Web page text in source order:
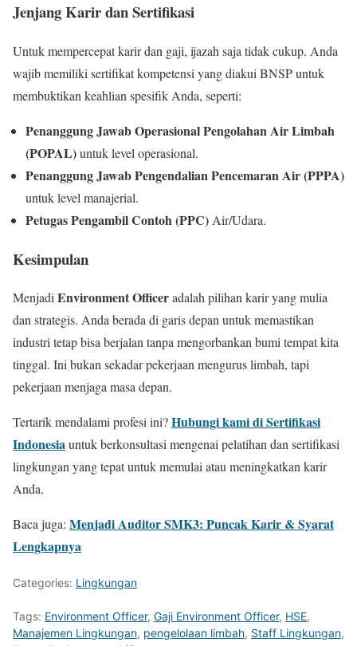
Jenjang Karir dan Sertifikasi
Untuk mempercepat karir dan gaji, ijazah saja tidak cukup. Anda
wajib memiliki sertifikat kompetensi yang diakui BNSP untuk
membuktikan keahlian spesifik Anda, seperti:
Penanggung Jawab Operasional Pengolahan Air Limbah
(POPAL)untuk level operasional.
Penanggung Jawab Pengendalian Pencemaran Air (PPPA)
untuk level manajerial.
Petugas Pengambil Contoh (PPC) Air/Udara.
Kesimpulan
MenjadiEnvironment Officeradalah pilihan karir yang mulia
dan strategis. Anda berada di garis depan untuk memastikan
industri tetap bisa berjalan tanpa mengorbankan bumi tempat kita
tinggal. Ini bukan sekadar pekerjaan mengurus limbah, tapi
pekerjaan menjaga masa depan.
Tertarik mendalami profesi ini?Hubungi kami di Sertifikasi
Indonesiauntuk berkonsultasi mengenai pelatihan dan sertifikasi
lingkungan yang tepat untuk memulai atau meningkatkan karir
Anda.
Baca juga: Menjadi Auditor SMK3: Puncak Karir & Syarat
Lengkapnya
Categories: Lingkungan
Tags: Environment Officer, Gaji Environment Officer, HSE,
Manajemen Lingkungan, pengelolaan limbah, Staff Lingkungan,